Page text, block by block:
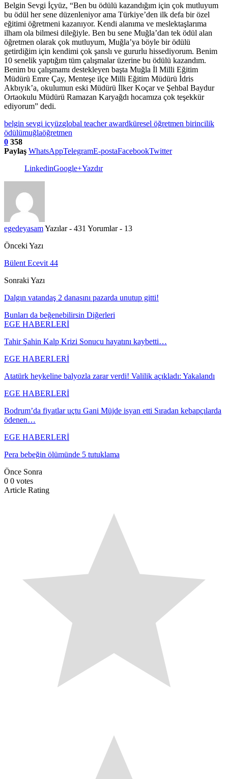
Belgin Sevgi İçyüz, “Ben bu ödülü kazandığım için çok mutluyum
bu ödül her sene düzenleniyor ama Türkiye’den ilk defa bir özel
eğitimi öğretmeni kazanıyor. Kendi alanıma ve meslektaşlarıma
ilham ola bilmesi dileğiyle. Ben bu sene Muğla’dan tek ödül alan
öğretmen olarak çok mutluyum, Muğla’ya böyle bir ödülü
getirdiğim için kendimi çok şanslı ve gururlu hissediyorum. Benim
10 senelik yaptığım tüm çalışmalar üzerine bu ödülü kazandım.
Benim bu çalışmamı destekleyen başta Muğla İl Milli Eğitim
Müdürü Emre Çay, Menteşe ilçe Milli Eğitim Müdürü İdris
Akbıyık’a, okulumun eski Müdürü İlker Koçar ve Şehbal Baydur
Ortaokulu Müdürü Ramazan Karyağdı hocamıza çok teşekkür
ediyorum” dedi.
belgin sevgi içyüzglobal teacher awardküresel öğretmen birincilik
ödülümuğlaöğretmen
0 358
Paylaş WhatsAppTelegramE-postaFacebookTwitter
LinkedinGoogle+Yazdır
egedeyasamYazılar - 431 Yorumlar - 13
Önceki Yazı
Bülent Ecevit 44
Sonraki Yazı
Dalgın vatandaş 2 danasını pazarda unutup gitti!
Bunları da beğenebilirsin Diğerleri
EGE HABERLERİ
Tahir Şahin Kalp Krizi Sonucu hayatını kaybetti…
EGE HABERLERİ
Atatürk heykeline balyozla zarar verdi! Valilik açıkladı: Yakalandı
EGE HABERLERİ
Bodrum’da fiyatlar uçtu Gani Müjde isyan etti Sıradan kebapçılarda
ödenen…
EGE HABERLERİ
Pera bebeğin ölümünde 5 tutuklama
Önce Sonra
0 0 votes
Article Rating